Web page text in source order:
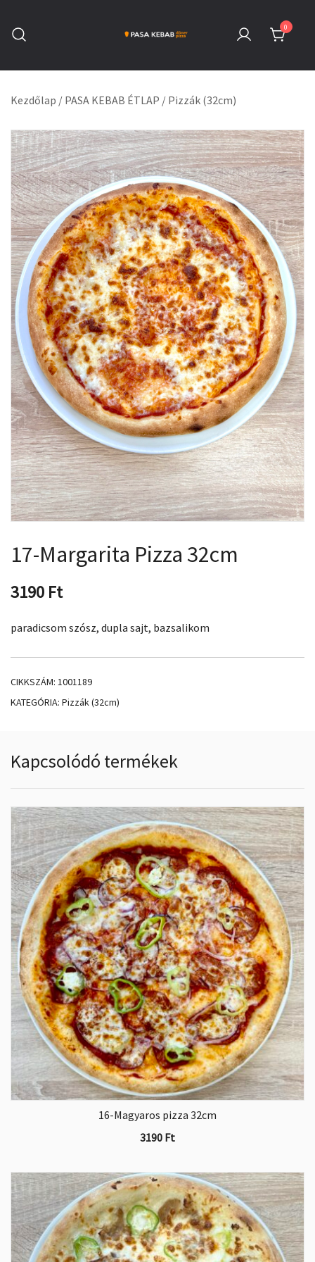
content
0
Kezdőlap / PASA KEBAB ÉTLAP / Pizzák (32cm)
17-Margarita Pizza 32cm
3190 Ft
paradicsom szósz, dupla sajt, bazsalikom
CIKKSZÁM: 1001189
KATEGÓRIA: Pizzák (32cm)
Kapcsolódó termékek
16-Magyaros pizza 32cm
3190 Ft